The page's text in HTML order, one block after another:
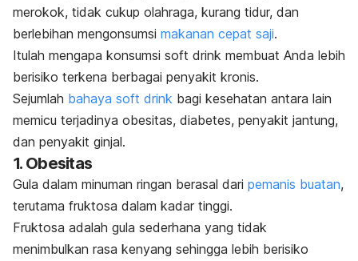
merokok, tidak cukup olahraga, kurang tidur, dan
berlebihan mengonsumsi makanan cepat saji.
Itulah mengapa konsumsi soft drink membuat Anda lebih
berisiko terkena berbagai penyakit kronis.
Sejumlah bahaya soft drink bagi kesehatan antara lain
memicu terjadinya obesitas, diabetes, penyakit jantung,
dan penyakit ginjal.
1. Obesitas
Gula dalam minuman ringan berasal dari pemanis buatan,
terutama fruktosa dalam kadar tinggi.
Fruktosa adalah gula sederhana yang tidak
menimbulkan rasa kenyang sehingga lebih berisiko